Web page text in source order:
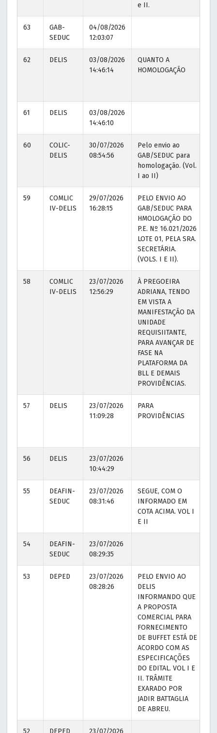
e II.
63
GAB-
SEDUC
04/08/2026
12:03:07
62 DELIS
03/08/2026
14:46:14
QUANTO A
HOMOLOGAÇÃO
61 DELIS
03/08/2026
14:46:10
60
COLIC-
DELIS
30/07/2026
08:54:56
Pelo envio ao
GAB/SEDUC para
homologação. (Vol.
I ao II)
59
COMLIC
IV-DELIS
29/07/2026
16:28:15
PELO ENVIO AO
GAB/SEDUC PARA
HMOLOGAÇÃO DO
P.E. Nº 16.021/2026
LOTE 01, PELA SRA.
SECRETÁRIA.
(VOLS. I E II).
58
COMLIC
IV-DELIS
23/07/2026
12:56:29
À PREGOEIRA
ADRIANA, TENDO
EM VISTA A
MANIFESTAÇÃO DA
UNIDADE
REQUISIITANTE,
PARA AVANÇAR DE
FASE NA
PLATAFORMA DA
BLL E DEMAIS
PROVIDÊNCIAS.
57 DELIS
23/07/2026
11:09:28
PARA
PROVIDÊNCIAS
56 DELIS
23/07/2026
10:44:29
55
DEAFIN-
SEDUC
23/07/2026
08:31:46
SEGUE, COM O
INFORMADO EM
COTA ACIMA. VOL I
E II
54
DEAFIN-
SEDUC
23/07/2026
08:29:35
53 DEPED
23/07/2026
08:28:26
PELO ENVIO AO
DELIS
INFORMANDO QUE
A PROPOSTA
COMERCIAL PARA
FORNECIMENTO
DE BUFFET ESTÁ DE
ACORDO COM AS
ESPECIFICAÇÕES
DO EDITAL. VOL I E
II. TRÂMITE
EXARADO POR
JADIR BATTAGLIA
DE ABREU.
52 DEPED 23/07/2026